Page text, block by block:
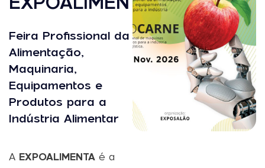
Feira Profissional da
Alimentação,
Maquinaria,
Equipamentos e
Produtos para a
Indústria Alimentar
A EXPOALIMENTA é a